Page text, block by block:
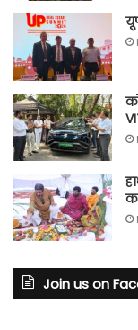
Join us on